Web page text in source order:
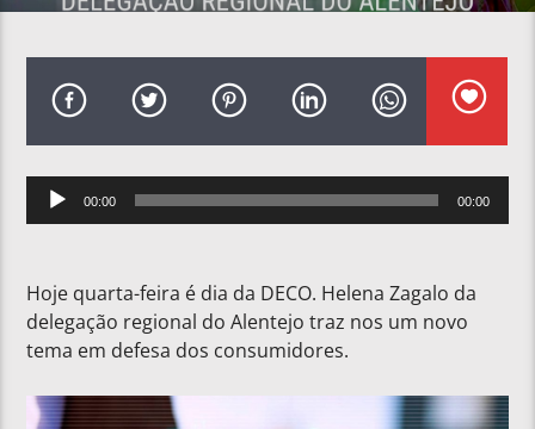
Reprodutor
de
00:00 00:00
Hoje quarta-feira é dia da DECO. Helena Zagalo da
delegação regional do Alentejo traz nos um novo
tema em defesa dos consumidores.